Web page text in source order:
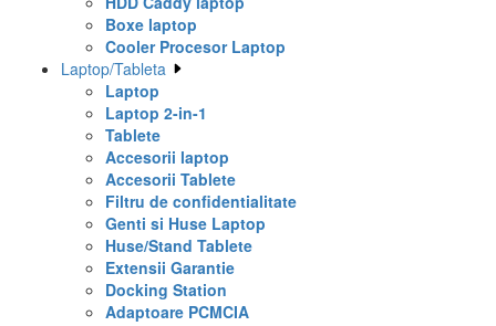
Boxe laptop
Cooler Procesor Laptop
Laptop/Tableta
Laptop
Laptop 2-in-1
Tablete
Accesorii laptop
Accesorii Tablete
Filtru de confidentialitate
Genti si Huse Laptop
Huse/Stand Tablete
Extensii Garantie
Docking Station
Adaptoare PCMCIA